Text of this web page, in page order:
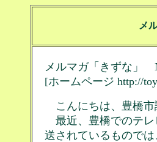
メ
メルマガ「きずな」
[ホームページ http://
こんにちは、豊橋市
最近、豊橋でのテレ
送されているもので